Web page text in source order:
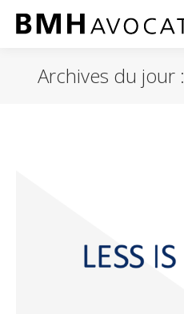
Archives du jour :